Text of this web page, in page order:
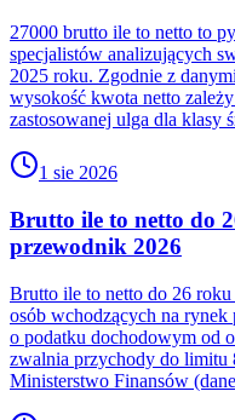
27000 brutto ile to netto to
specjalistów analizujących
2025 roku. Zgodnie z
wysokość kwota netto
zastosowanej ulga dla klasy
1 sie 2026
Brutto ile to netto do
przewodnik 2026
Brutto ile to netto do 26
osób wchodzących na
o podatku dochodowym od
zwalnia przychody do limitu
Ministerstwo Finansów